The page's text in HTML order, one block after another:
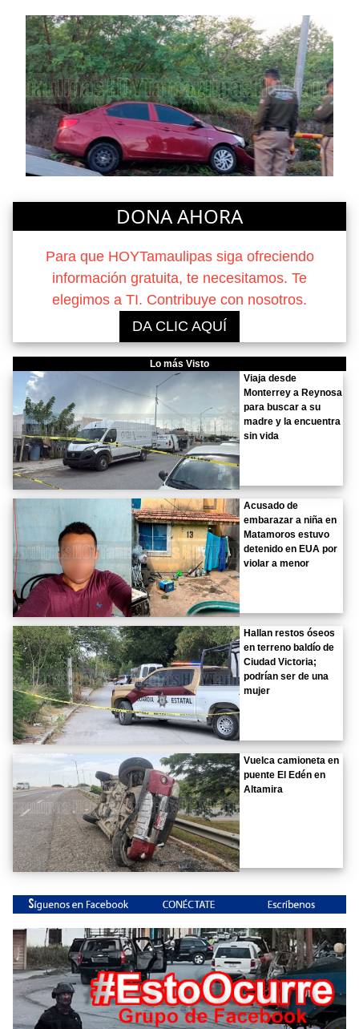
DONA AHORA
Para que HOYTamaulipas siga ofreciendo
información gratuita, te necesitamos. Te
elegimos a TI. Contribuye con nosotros.
DA CLIC AQUÍ
Lo más Visto
Viaja desde
Monterrey a Reynosa
para buscar a su
madre y la encuentra
sin vida
Acusado de
embarazar a niña en
Matamoros estuvo
detenido en EUA por
violar a menor
Hallan restos óseos
en terreno baldío de
Ciudad Victoria;
podrían ser de una
mujer
Vuelca camioneta en
puente El Edén en
Altamira